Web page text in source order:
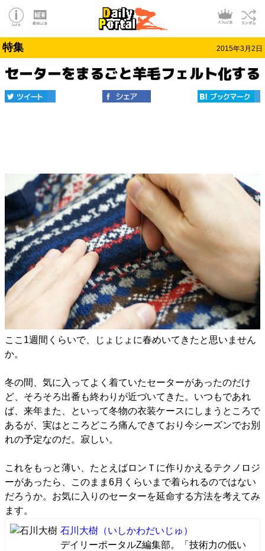
特集 2015年3月2日
セーターをまるごと羊毛フェルト化する
ここ1週間くらいで、じょじょに春めいてきたと思いません
か。
冬の間、気に入ってよく着ていたセーターがあったのだけ
ど、そろそろ出番も終わりが近づいてきた。いつもであれ
ば、来年また、といって冬物の衣装ケースにしまうところで
あるが、実はところどころ痛んできており今シーズンでお別
れの予定なのだ。寂しい。
これをもっと薄い、たとえばロンＴに作りかえるテクノロジ
ーがあったら、このまま6月くらいまで着られるのではない
だろうか。お気に入りのセーターを延命する方法を考えてみ
ます。
石川大樹 （いしかわだいじゅ）
デイリーポータルZ編集部。「技術力の低い